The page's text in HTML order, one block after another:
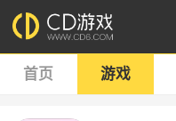
首页 游戏